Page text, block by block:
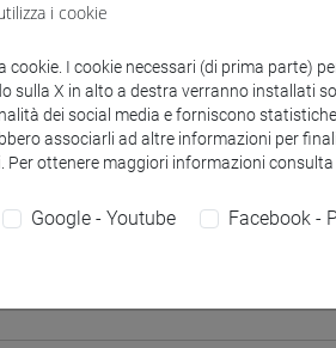
Mirella- 30h Lezione
didattici
i cookie
cookie. I cookie necessari (di prima parte)
sulla X in alto a destra verranno installati
dei social media e forniscono
associarli ad altre informazioni per
ottenere maggiori informazioni consulta
Google - Youtube Facebook -